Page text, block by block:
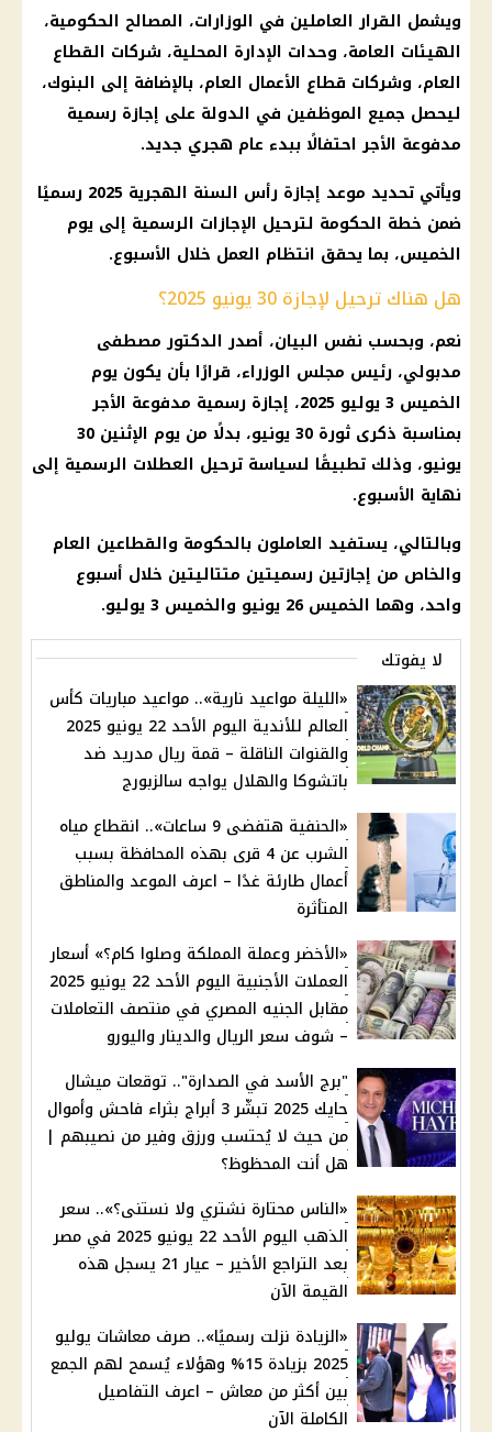
ويشمل القرار العاملين في الوزارات، المصالح الحكومية،
الهيئات العامة، وحدات الإدارة المحلية، شركات القطاع
العام، وشركات قطاع الأعمال العام، بالإضافة إلى البنوك،
ليحصل جميع الموظفين في الدولة على إجازة رسمية
مدفوعة الأجر احتفالًا ببدء عام هجري جديد.
ويأتي تحديد موعد إجازة رأس السنة الهجرية 2025 رسميًا
ضمن خطة الحكومة لترحيل الإجازات الرسمية إلى يوم
الخميس، بما يحقق انتظام العمل خلال الأسبوع.
هل هناك ترحيل لإجازة 30 يونيو 2025؟
نعم، وبحسب نفس البيان، أصدر الدكتور مصطفى
مدبولي، رئيس مجلس الوزراء، قرارًا بأن يكون يوم
الخميس 3 يوليو 2025، إجازة رسمية مدفوعة الأجر
بمناسبة ذكرى ثورة 30 يونيو، بدلًا من يوم الإثنين 30
يونيو، وذلك تطبيقًا لسياسة ترحيل العطلات الرسمية إلى
نهاية الأسبوع.
وبالتالي، يستفيد العاملون بالحكومة والقطاعين العام
والخاص من إجازتين رسميتين متتاليتين خلال أسبوع
واحد، وهما الخميس 26 يونيو والخميس 3 يوليو.
لا يفوتك
«الليلة مواعيد نارية».. مواعيد مباريات كأس
العالم للأندية اليوم الأحد 22 يونيو 2025
والقنوات الناقلة – قمة ريال مدريد ضد
باتشوكا والهلال يواجه سالزبورج
«الحنفية هتفضى 9 ساعات».. انقطاع مياه
الشرب عن 4 قرى بهذه المحافظة بسبب
أعمال طارئة غدًا – اعرف الموعد والمناطق
المتأثرة
«الأخضر وعملة المملكة وصلوا كام؟» أسعار
العملات الأجنبية اليوم الأحد 22 يونيو 2025
مقابل الجنيه المصري في منتصف التعاملات
– شوف سعر الريال والدينار واليورو
"برج الأسد في الصدارة".. توقعات ميشال
حايك 2025 تبشّر 3 أبراج بثراء فاحش وأموال
من حيث لا يُحتسب ورزق وفير من نصيبهم |
هل أنت المحظوظ؟
«الناس محتارة نشتري ولا نستنى؟».. سعر
الذهب اليوم الأحد 22 يونيو 2025 في مصر
بعد التراجع الأخير – عيار 21 يسجل هذه
القيمة الآن
«الزيادة نزلت رسميًا».. صرف معاشات يوليو
2025 بزيادة 15% وهؤلاء يُسمح لهم الجمع
بين أكثر من معاش – اعرف التفاصيل
الكاملة الآن